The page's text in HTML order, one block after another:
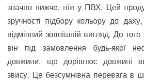
значно нижче, ніж у ПВХ. Цей
зручності підбору кольору до даху,
відмінний зовнішній вигляд. До
він під замовлення будь-якої
довжини, що дорівнює довжині
звису. Це безсумнівна перевага в